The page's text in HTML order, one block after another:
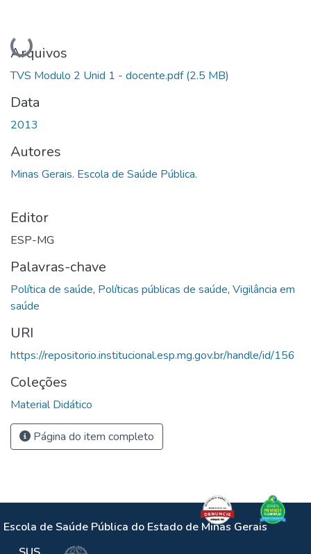
Carregando...
Arquivos
TVS Modulo 2 Unid 1 - docente.pdf(2.5 MB)
Data
2013
Autores
Minas Gerais. Escola de Saúde Pública.
Editor
ESP-MG
Palavras-chave
Política de saúde, Políticas públicas de saúde, Vigilância em
saúde
URI
https://repositorio.institucional.esp.mg.gov.br/handle/id/156
Coleções
Material Didático
Página do item completo
Escola de Saúde Pública do Estado de Minas Gerais